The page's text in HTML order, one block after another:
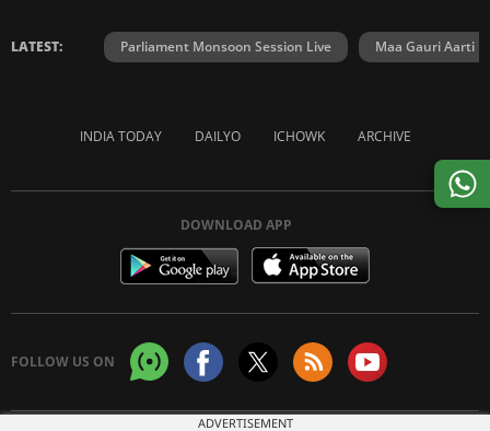
LATEST: Parliament Monsoon Session Live Maa Gauri Aarti
INDIA TODAY DAILYO ICHOWK ARCHIVE
DOWNLOAD APP
FOLLOW US ON
ADVERTISEMENT